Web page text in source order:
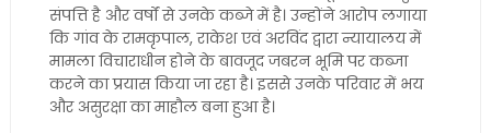
संपत्ति है और वर्षों से उनके कब्जे में है। उन्होंने आरोप लगाया
कि गांव के रामकृपाल, राकेश एवं अरविंद द्वारा न्यायालय में
मामला विचाराधीन होने के बावजूद जबरन भूमि पर कब्जा
करने का प्रयास किया जा रहा है। इससे उनके परिवार में भय
और असुरक्षा का माहौल बना हुआ है।